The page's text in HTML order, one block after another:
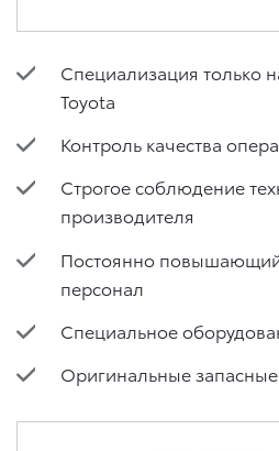
Специализация только
Toyota
Контроль качества
Строгое соблюдение
производителя
Постоянно
персонал
Специальное
Оригинальные запасные